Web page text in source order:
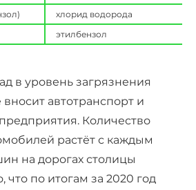
хлорид водорода
этилбензол
в уровень загрязнения
автотранспорт и
Количество
растёт с каждым
на дорогах столицы
что по итогам за 2020 год